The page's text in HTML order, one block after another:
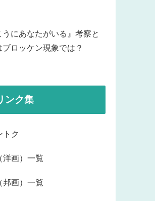
うにあなたがいる』考察と
ロッケン現象では？
ンク集
トク
洋画）一覧
邦画）一覧